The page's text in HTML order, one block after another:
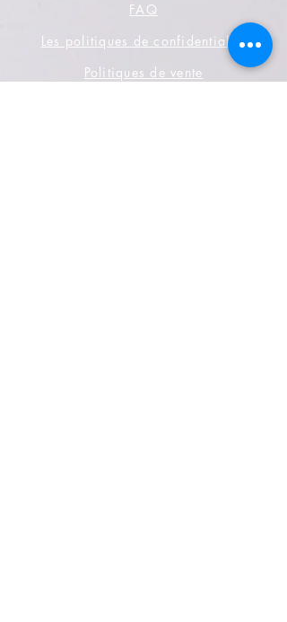
FAQ
Les politiques de confidentialité
Politiques de vente